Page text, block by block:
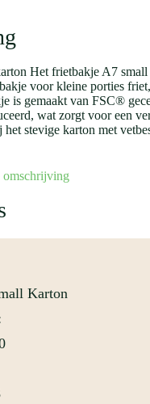
Het frietbakje A7 small
voor kleine porties
is gemaakt van FSC®
wat zorgt voor een
stevige karton met
of bijgerechten. Het
en in Nederland
en lokale keuze. Dankzij
en kraft
waarbij kwaliteit en
karton is het kleinste
en de hoogte is
omschrijving
Karton